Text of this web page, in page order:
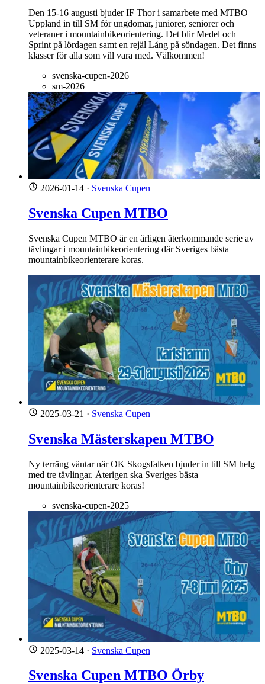
Den 15-16 augusti bjuder IF Thor i samarbete med MTBO
Uppland in till SM för ungdomar, juniorer, seniorer och
veteraner i mountainbikeorientering. Det blir Medel och
Sprint på lördagen samt en rejäl Lång på söndagen. Det finns
klasser för alla som vill vara med. Välkommen!
svenska-cupen-2026
sm-2026
2026-01-14 · Svenska Cupen
Svenska Cupen MTBO
Svenska Cupen MTBO är en årligen återkommande serie av
tävlingar i mountainbikeorientering där Sveriges bästa
mountainbikeorienterare koras.
2025-03-21 · Svenska Cupen
Svenska Mästerskapen MTBO
Ny terräng väntar när OK Skogsfalken bjuder in till SM helg
med tre tävlingar. Återigen ska Sveriges bästa
mountainbikeorienterare koras!
svenska-cupen-2025
2025-03-14 · Svenska Cupen
Svenska Cupen MTBO Örby